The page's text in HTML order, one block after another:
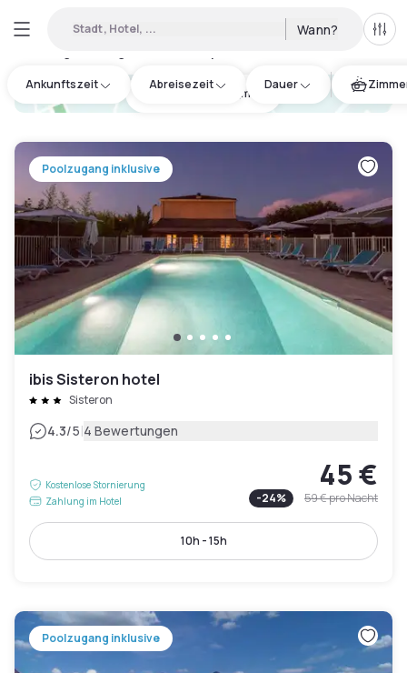
Stadt, Hotel, ... Wann? Alle
Ankunftszeit Abreisezeit Dauer
3
hotel.cta.view_map
Poolzugang inklusive
ibis Sisteron hotel
Sisteron
4.3/5|4 Bewertungen
Kostenlose Stornierung
Zahlung im Hotel
45 €
-24% 59 €pro Nacht
10h - 15h
Poolzugang inklusive